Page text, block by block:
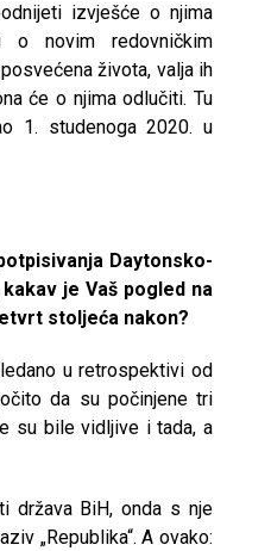
izvješće o njima
novim redovničkim
života, valja ih
će o njima odlučiti. Tu
1. studenoga 2020. u
Daytonsko-
je Vaš pogled na
stoljeća nakon?
u retrospektivi od
da su počinjene tri
su bile vidljive i tada, a
država BiH, onda s nje
„Republika“. A ovako: